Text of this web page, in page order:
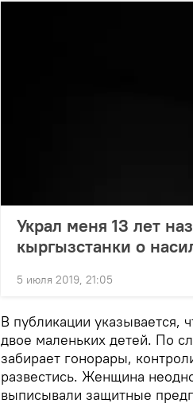
Украл меня 13 лет
кыргызстанки о
5 июля 2019, 21:05
В публикации указывается,
двое маленьких детей. По
забирает гонорары,
развестись. Женщина
выписывали защитные